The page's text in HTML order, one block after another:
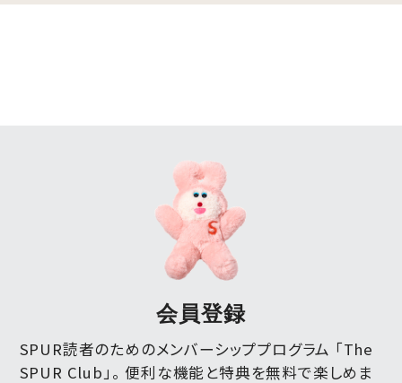
会員登録
SPUR読者のためのメンバーシッププログラム 「The
SPUR Club」。 便利な機能と特典を無料で楽しめま